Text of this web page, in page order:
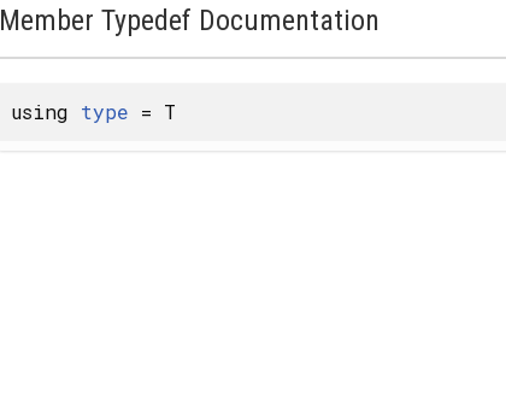
Member Typedef Documentation
using type = T